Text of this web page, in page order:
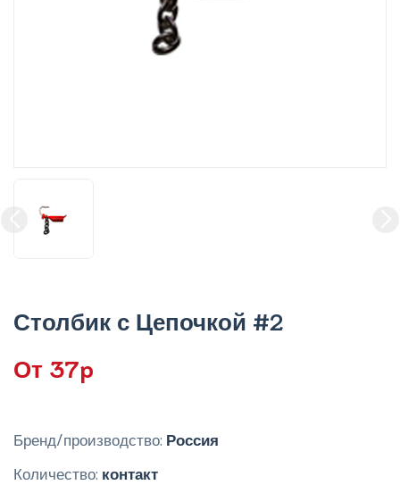
Столбик с Цепочкой #2
От 37p
Бренд/производство: Россия
Количество: контакт